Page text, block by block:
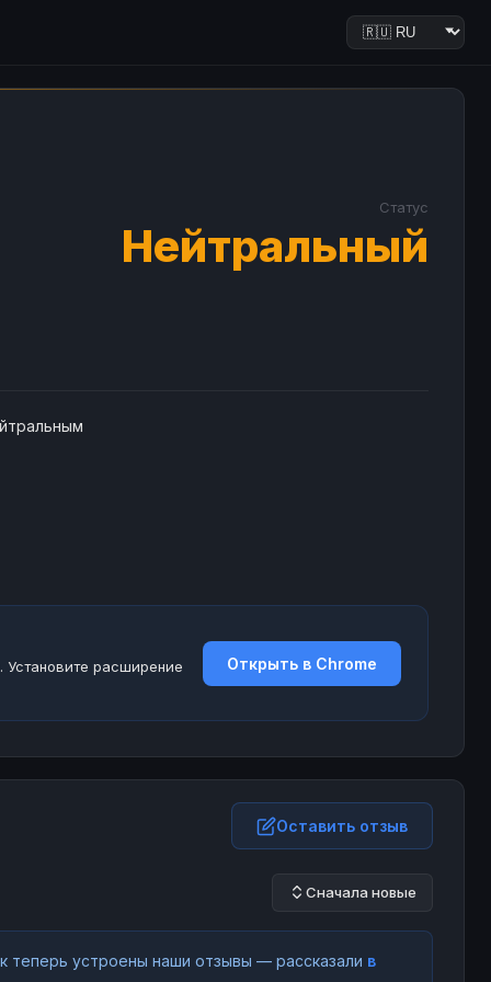
Статус
Нейтральный
Установите расширение
Открыть в Chrome
Оставить отзыв
Сначала новые
теперь устроены наши отзывы — рассказали в